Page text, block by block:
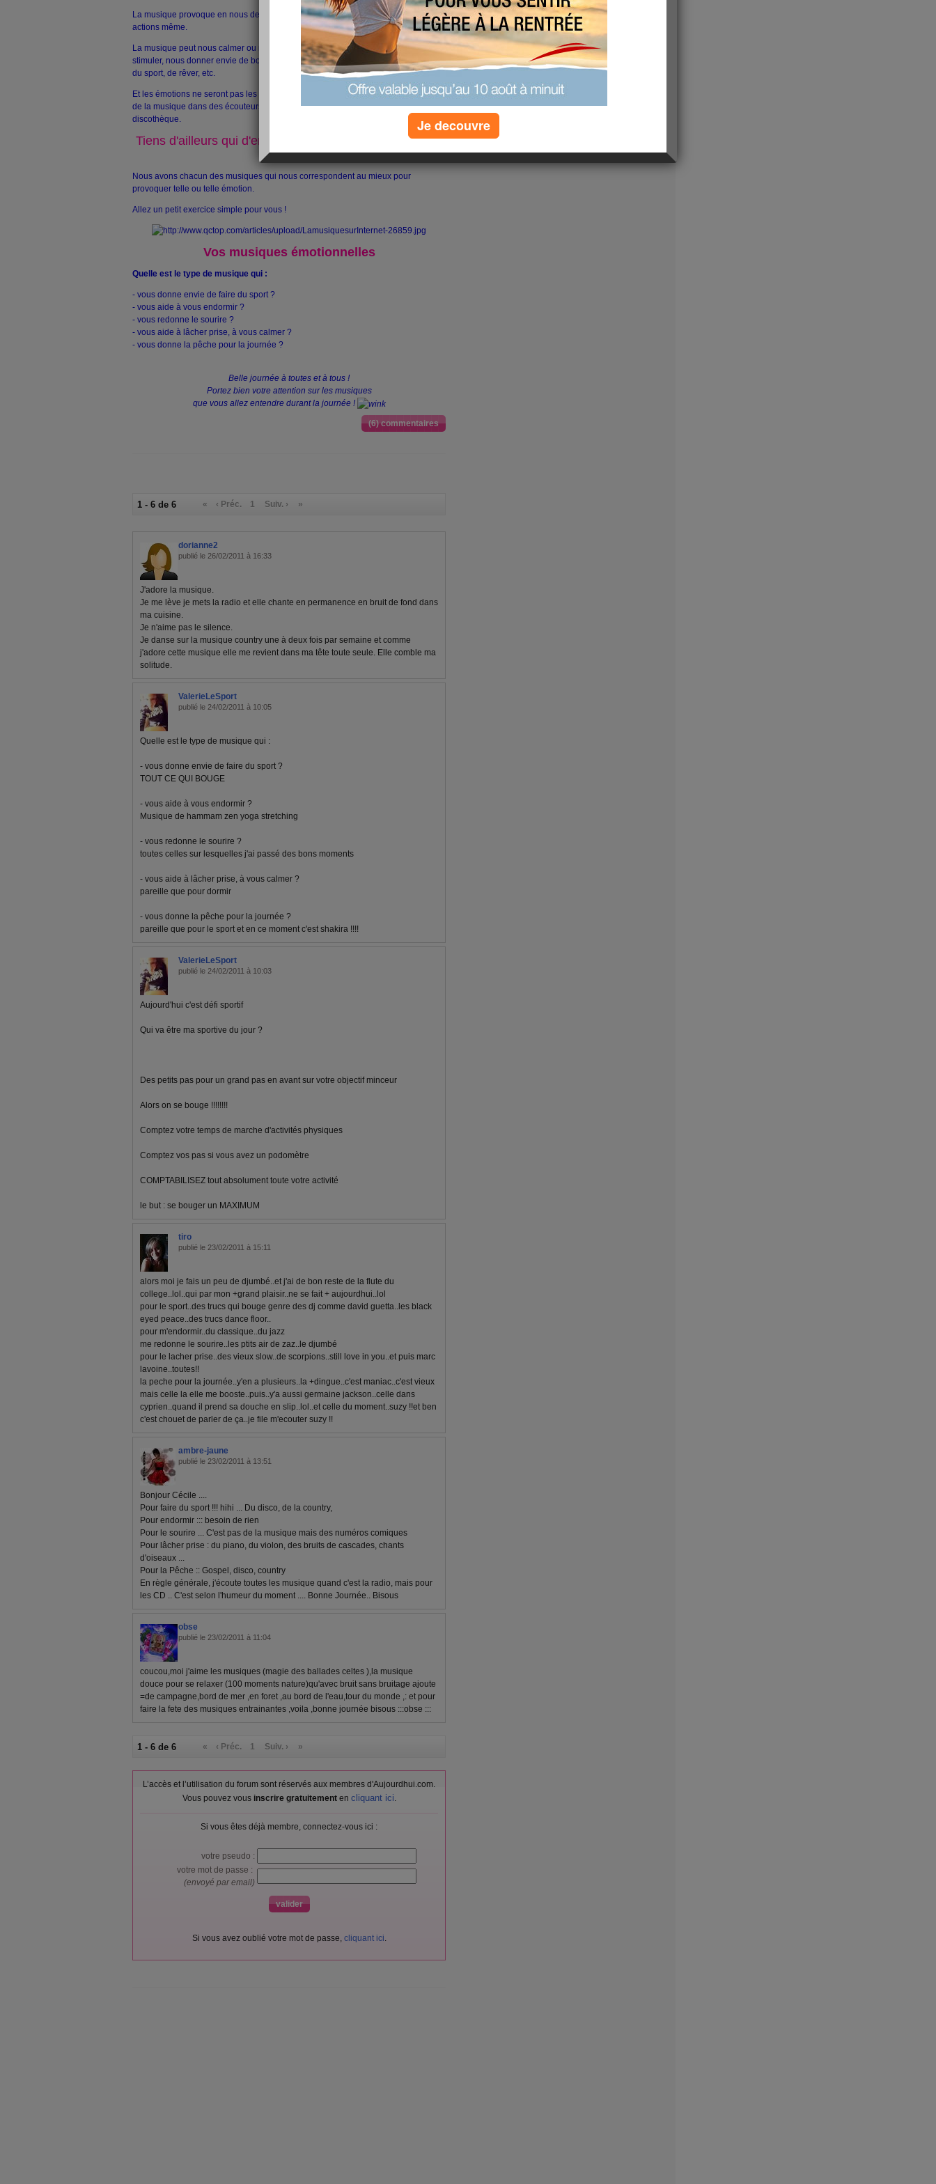
La musique provoque en nous des émotions et influence notre humeur et nos
actions même.
La musique peut nous calmer ou nous angoisser, elle peut nous endormir ou nous
stimuler, nous donner envie de bouger, de danser, de sourire, de pleurer, de faire
du sport, de rêver, etc.
Et les émotions ne seront pas les mêmes si l'on joue de la musique, si l'on entend
de la musique dans des écouteurs, à la radio, à la salle de sport ou en
discothèque.
Tiens d'ailleurs qui d'entre vous joue d'un instrument de
musique ?
Nous avons chacun des musiques qui nous correspondent au mieux pour
provoquer telle ou telle émotion.
Allez un petit exercice simple pour vous !
Vos musiques émotionnelles
Quelle est le type de musique qui :
- vous donne envie de faire du sport ?
- vous aide à vous endormir ?
- vous redonne le sourire ?
- vous aide à lâcher prise, à vous calmer ?
- vous donne la pêche pour la journée ?
Belle journée à toutes et à tous !
Portez bien votre attention sur les musiques
que vous allez entendre durant la journée !
(6) commentaires
1 - 6 de 6 « ‹ Préc. 1 Suiv. › »
dorianne2
publié le 26/02/2011 à 16:33
J'adore la musique.
Je me lève je mets la radio et elle chante en permanence en bruit de fond dans
ma cuisine.
Je n'aime pas le silence.
Je danse sur la musique country une à deux fois par semaine et comme
j'adore cette musique elle me revient dans ma tête toute seule. Elle comble ma
solitude.
ValerieLeSport
publié le 24/02/2011 à 10:05
Quelle est le type de musique qui :
- vous donne envie de faire du sport ?
TOUT CE QUI BOUGE
- vous aide à vous endormir ?
Musique de hammam zen yoga stretching
- vous redonne le sourire ?
toutes celles sur lesquelles j'ai passé des bons moments
- vous aide à lâcher prise, à vous calmer ?
pareille que pour dormir
- vous donne la pêche pour la journée ?
pareille que pour le sport et en ce moment c'est shakira !!!!
ValerieLeSport
publié le 24/02/2011 à 10:03
Aujourd'hui c'est défi sportif
Qui va être ma sportive du jour ?
Des petits pas pour un grand pas en avant sur votre objectif minceur
Alors on se bouge !!!!!!!!
Comptez votre temps de marche d'activités physiques
Comptez vos pas si vous avez un podomètre
COMPTABILISEZ tout absolument toute votre activité
le but : se bouger un MAXIMUM
tiro
publié le 23/02/2011 à 15:11
alors moi je fais un peu de djumbé..et j'ai de bon reste de la flute du
college..lol..qui par mon +grand plaisir..ne se fait + aujourdhui..lol
pour le sport..des trucs qui bouge genre des dj comme david guetta..les black
eyed peace..des trucs dance floor..
pour m'endormir..du classique..du jazz
me redonne le sourire..les ptits air de zaz..le djumbé
pour le lacher prise..des vieux slow..de scorpions..still love in you..et puis marc
lavoine..toutes!!
la peche pour la journée..y'en a plusieurs..la +dingue..c'est maniac..c'est vieux
mais celle la elle me booste..puis..y'a aussi germaine jackson..celle dans
cyprien..quand il prend sa douche en slip..lol..et celle du moment..suzy !!et ben
c'est chouet de parler de ça..je file m'ecouter suzy !!
ambre-jaune
publié le 23/02/2011 à 13:51
Bonjour Cécile ....
Pour faire du sport !!! hihi ... Du disco, de la country,
Pour endormir ::: besoin de rien
Pour le sourire ... C'est pas de la musique mais des numéros comiques
Pour lâcher prise : du piano, du violon, des bruits de cascades, chants
d'oiseaux ...
Pour la Pêche :: Gospel, disco, country
En règle générale, j'écoute toutes les musique quand c'est la radio, mais pour
les CD .. C'est selon l'humeur du moment .... Bonne Journée.. Bisous
obse
publié le 23/02/2011 à 11:04
coucou,moi j'aime les musiques (magie des ballades celtes ),la musique
douce pour se relaxer (100 moments nature)qu'avec bruit sans bruitage ajoute
=de campagne,bord de mer ,en foret ,au bord de l'eau,tour du monde ,: et pour
faire la fete des musiques entrainantes ,voila ,bonne journée bisous :::obse :::
1 - 6 de 6 « ‹ Préc. 1 Suiv. › »
L’accès et l’utilisation du forum sont réservés aux membres d'Aujourdhui.com.
Vous pouvez vous inscrire gratuitementen cliquant ici.
Si vous êtes déjà membre, connectez-vous ici :
votre pseudo :
votre mot de passe :
(envoyé par email)
Si vous avez oublié votre mot de passe, cliquant ici.
Je decouvre